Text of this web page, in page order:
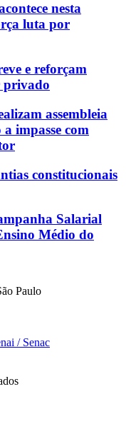
nesta
luta por
e reforçam
privado
assembleia
impasse com
constitucionais
Salarial
Médio do
Paulo
/ Senac